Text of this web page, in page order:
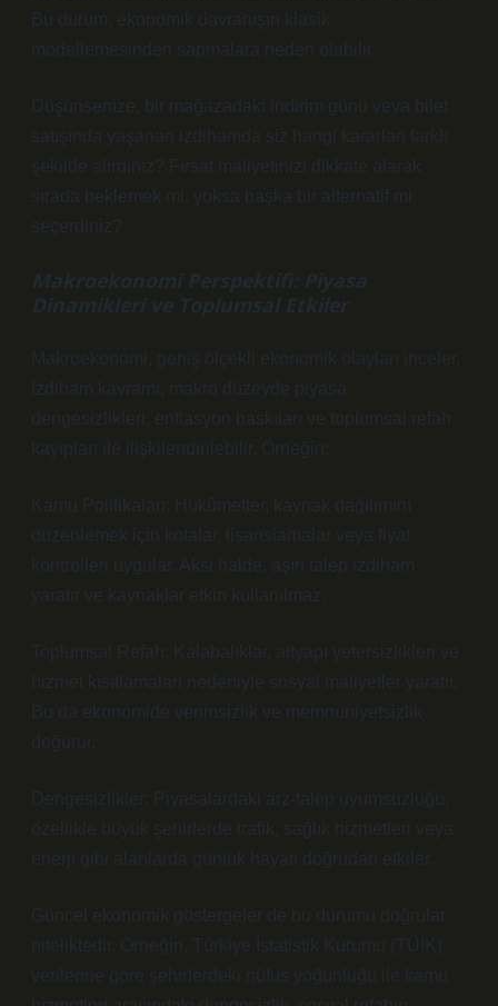
Bu durum, ekonomik davranışın klasik
modellemesinden sapmalara neden olabilir.
Düşünsenize, bir mağazadaki indirim günü veya bilet
satışında yaşanan izdihamda siz hangi kararları farklı
şekilde alırdınız? Fırsat maliyetinizi dikkate alarak
sırada beklemek mi, yoksa başka bir alternatif mi
seçerdiniz?
Makroekonomi Perspektifi: Piyasa
Dinamikleri ve Toplumsal Etkiler
Makroekonomi, geniş ölçekli ekonomik olayları inceler.
İzdiham kavramı, makro düzeyde piyasa
dengesizlikleri, enflasyon baskıları ve toplumsal refah
kayıpları ile ilişkilendirilebilir. Örneğin:
Kamu Politikaları: Hükûmetler, kaynak dağılımını
düzenlemek için kotalar, lisanslamalar veya fiyat
kontrolleri uygular. Aksi halde, aşırı talep izdiham
yaratır ve kaynaklar etkin kullanılmaz.
Toplumsal Refah: Kalabalıklar, altyapı yetersizlikleri ve
hizmet kısıtlamaları nedeniyle sosyal maliyetler yaratır.
Bu da ekonomide verimsizlik ve memnuniyetsizlik
doğurur.
Dengesizlikler: Piyasalardaki arz-talep uyumsuzluğu,
özellikle büyük şehirlerde trafik, sağlık hizmetleri veya
enerji gibi alanlarda günlük hayatı doğrudan etkiler.
Güncel ekonomik göstergeler de bu durumu doğrular
niteliktedir. Örneğin, Türkiye İstatistik Kurumu (TÜİK)
verilerine göre şehirlerdeki nüfus yoğunluğu ile kamu